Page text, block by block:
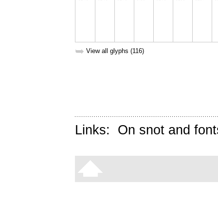
➥ View all glyphs (116)
Links: On snot and